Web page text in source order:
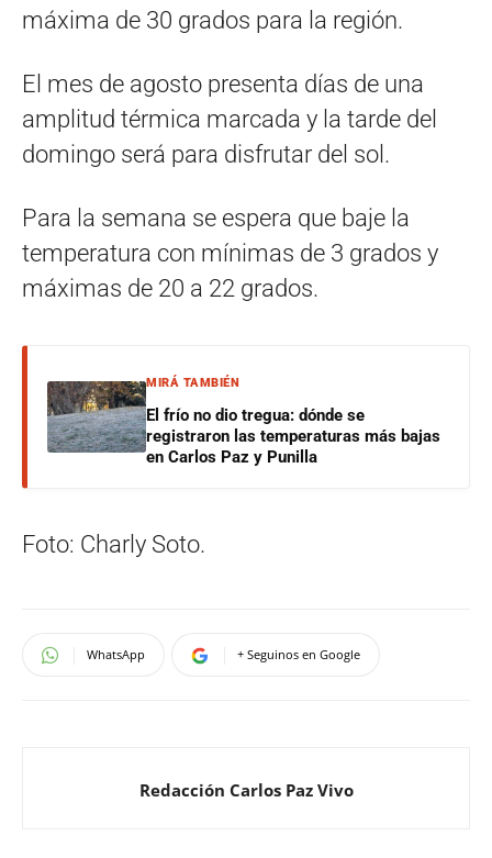
máxima de 30 grados para la región.
El mes de agosto presenta días de una
amplitud térmica marcada y la tarde del
domingo será para disfrutar del sol.
Para la semana se espera que baje la
temperatura con mínimas de 3 grados y
máximas de 20 a 22 grados.
MIRÁ TAMBIÉN
El frío no dio tregua: dónde se
registraron las temperaturas más bajas
en Carlos Paz y Punilla
Foto: Charly Soto.
WhatsApp + Seguinos en Google
Redacción Carlos Paz Vivo